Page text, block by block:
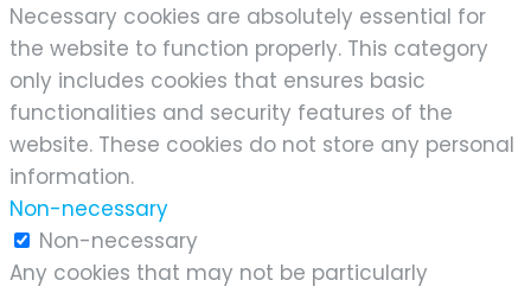
Necessary cookies are absolutely essential for
the website to function properly. This category
only includes cookies that ensures basic
functionalities and security features of the
website. These cookies do not store any personal
information.
Non-necessary
Non-necessary
Any cookies that may not be particularly